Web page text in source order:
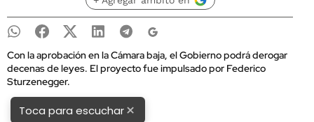
Con la aprobación en la Cámara baja, el Gobierno podrá derogar
decenas de leyes. El proyecto fue impulsado por Federico
Sturzenegger.
Toca para escuchar×